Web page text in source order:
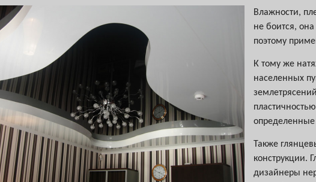
Влажности,
не боится,
поэтому
К тому же
населенных
определенные
Также
конструкции.
дизайнеры